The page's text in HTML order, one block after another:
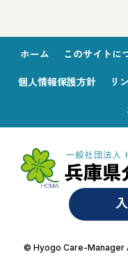
ホーム このサイトに
個人情報保護方針 リ
© Hyogo Care-Manager